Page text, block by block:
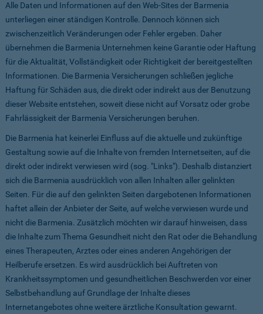
Alle Daten und Informationen auf den Web-Sites der Barmenia
unterliegen einer ständigen Kontrolle. Dennoch können sich
zwischenzeitlich Veränderungen oder Fehler ergeben. Daher
übernehmen die Barmenia Unternehmen keine Garantie oder Haftung
für die Aktualität, Vollständigkeit oder Richtigkeit der bereitgestellten
Informationen. Die Barmenia Versicherungen schließen jegliche
Haftung für Schäden aus, die direkt oder indirekt aus der Benutzung
dieser Website entstehen, soweit diese nicht auf Vorsatz oder grobe
Fahrlässigkeit der Barmenia Versicherungen beruhen.
Die Barmenia hat keinerlei Einfluss auf die aktuelle und zukünftige
Gestaltung sowie auf die Inhalte von fremden Internetseiten, auf die
direkt oder indirekt verwiesen wird (sog. "Links"). Deshalb distanziert
sich die Barmenia ausdrücklich von allen Inhalten aller gelinkten
Seiten. Für die auf den gelinkten Seiten dargebotenen Informationen
haftet allein der Anbieter der Seite, auf welche verwiesen wurde und
nicht die Barmenia. Zusätzlich möchten wir darauf hinweisen, dass
die Inhalte zum Thema Gesundheit nicht den Rat oder die Behandlung
eines Therapeuten, Arztes oder eines anderen Angehörigen der
Heilberufe ersetzen. Es wird ausdrücklich bei Auftreten von
Krankheitssymptomen und gesundheitlichen Beschwerden vor einer
Selbstbehandlung auf Grundlage der Inhalte dieses
Internetangebotes ohne weitere ärztliche Konsultation gewarnt.